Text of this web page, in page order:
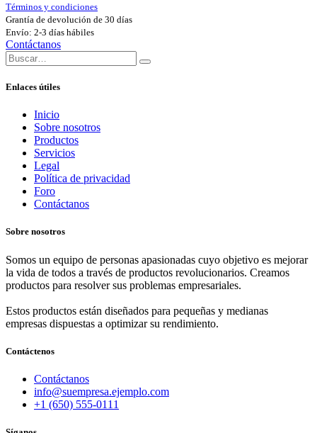
Términos y condiciones
Grantía de devolución de 30 días
Envío: 2-3 días hábiles
Contáctanos
Enlaces útiles
Inicio
Sobre nosotros
Productos
Servicios
Legal
Política de privacidad
Foro
Contáctanos
Sobre nosotros
Somos un equipo de personas apasionadas cuyo objetivo es mejorar
la vida de todos a través de productos revolucionarios. Creamos
productos para resolver sus problemas empresariales.
Estos productos están diseñados para pequeñas y medianas
empresas dispuestas a optimizar su rendimiento.
Contáctenos
Contáctanos
info@suempresa.ejemplo.com
+1 (650) 555-0111